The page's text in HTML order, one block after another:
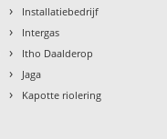
› Installatiebedrijf
› Intergas
› Itho Daalderop
› Jaga
› Kapotte riolering